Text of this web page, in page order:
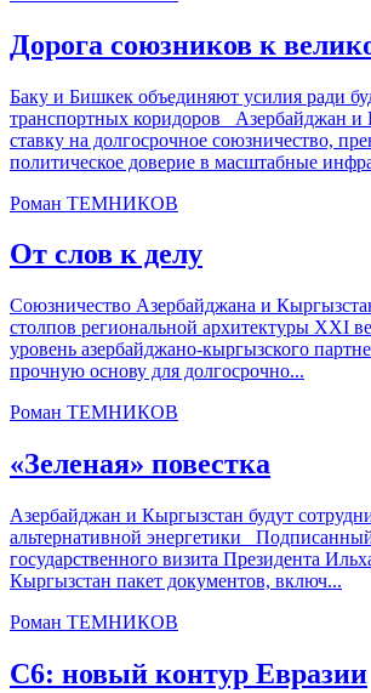
Дорога союзников к
Баку и Бишкек объединяют усилия ради
транспортных коридоров Азербайджан и
ставку на долгосрочное союзничество,
политическое доверие в масштабные
Роман ТЕМНИКОВ
От слов к делу
Союзничество Азербайджана и
столпов региональной архитектуры XXI
уровень азербайджано-кыргызского
прочную основу для долгосрочно...
Роман ТЕМНИКОВ
«Зеленая» повестка
Азербайджан и Кыргызстан будут
альтернативной энергетики
государственного визита Президента
Кыргызстан пакет документов, включ...
Роман ТЕМНИКОВ
С6: новый контур Евразии